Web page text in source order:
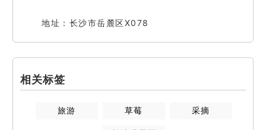
地址：长沙市岳麓区X078
相关标签
旅游 草莓 采摘